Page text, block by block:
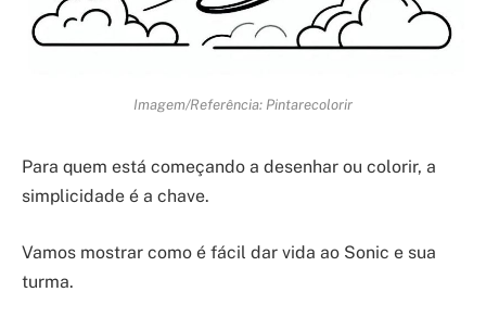
Imagem/Referência: Pintarecolorir
Para quem está começando a desenhar ou colorir, a
simplicidade é a chave.
Vamos mostrar como é fácil dar vida ao Sonic e sua
turma.